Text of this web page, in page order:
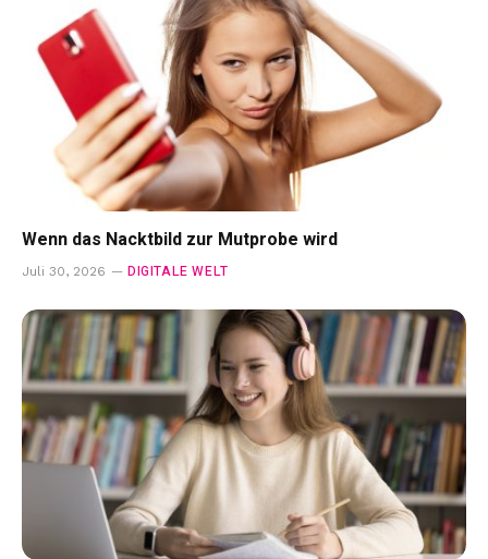
Wenn das Nacktbild zur Mutprobe wird
Juli 30, 2026 DIGITALE WELT